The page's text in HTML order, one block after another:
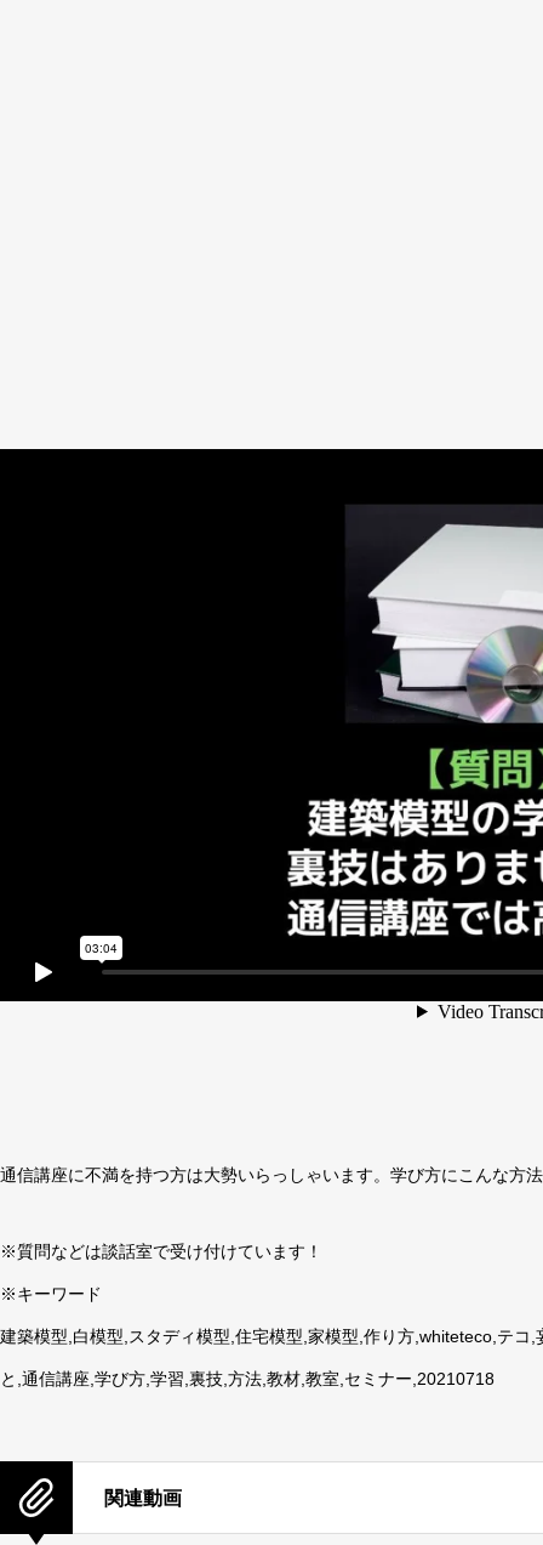
通信講座に不満を持つ方は大勢いらっしゃいます。学び方にこんな方
※質問などは談話室で受け付けています！
※キーワード
建築模型,白模型,スタディ模型,住宅模型,家模型,作り方,whiteteco,テ
と,通信講座,学び方,学習,裏技,方法,教材,教室,セミナー,20210718
関連動画